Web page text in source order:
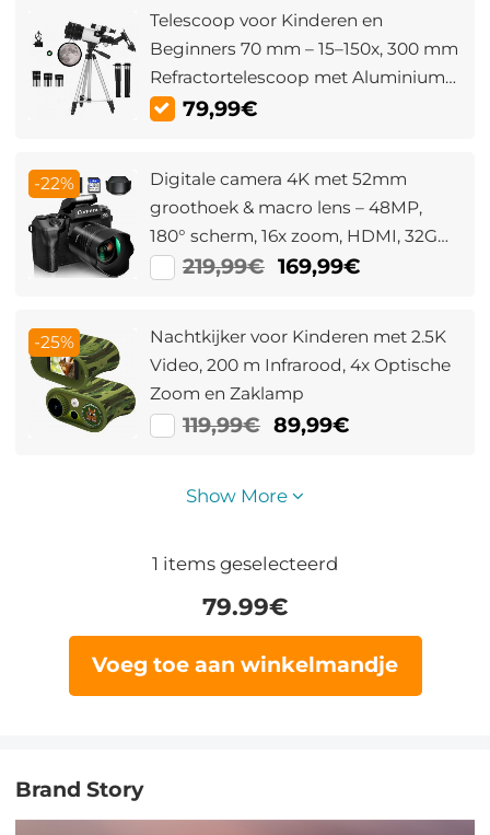
Telescoop voor Kinderen en
Beginners 70 mm – 15–150x, 300 mm
Refractortelescoop met Aluminium
Statief79,99€
-22%
Digitale camera 4K met 52mm
groothoek & macro lens – 48MP,
180° scherm, 16x zoom, HDMI, 32GB
& dubbele batterijen – Kentfaith
219,99€ 169,99€
-25%
Nachtkijker voor Kinderen met 2.5K
Video, 200 m Infrarood, 4x Optische
Zoom en Zaklamp
119,99€ 89,99€
Show More
1 items geselecteerd
79.99€
Voeg toe aan winkelmandje
Brand Story